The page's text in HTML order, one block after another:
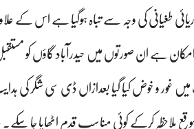
طغیانی کی وجہ سے تباہ ہوگیا ہے اس کے
ہے ان صورتوں میں حیدرآباد گاؤں کو
و خوض کیا گیا بعدازاں ڈی سی شگر کی ہدایت
موقع ملاحظہ کرکے کوئی مناسب قدم اٹھایا جا